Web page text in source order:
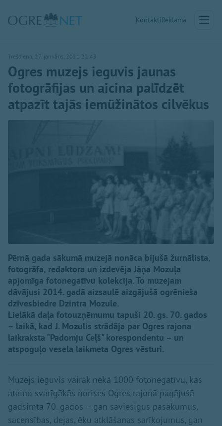
KontaktiReklāma
Trešdiena, 27. janvāris, 2021 22:43
Ogres muzejs ieguvis jaunas
fotogrāfijas un aicina palīdzēt
atpazīt tajās iemūžinātos cilvēkus
Pērnā gada sākumā muzejā nonāca bijušā žurnālista,
fotogrāfa, redaktora un izdevēja Jāņa Mozuļa
apjomīga fotonegatīvu kolekcija. To muzejam
dāvājusi 2014. gadā aizsaulē aizgājušā ogrēnieša
dzīvesbiedre Dzintra Mozule.
Lielākā daļa fotouzņēmumu tapuši 20. gs. 70. gados
– laikā, kad J. Mozulis strādāja par Ogres rajona
laikraksta "Padomju Ceļš" korespondentu – un
atspoguļo vesela laikmeta Ogres vēsturi.
Muzejs ieguvis vairāk nekā 1000 fotonegatīvu, kas
ataino svarīgākās norises Ogres rajonā pagājušā
gadsimta 70. gados – gan saviesīgus pasākumus,
sacensības, dejas, ēku atklāšanas sarīkojumus, gan